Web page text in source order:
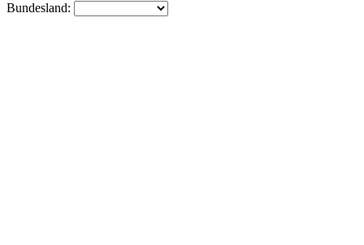
Bundesland: